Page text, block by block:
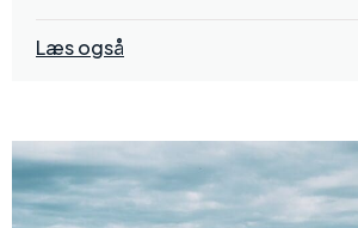
Læs også